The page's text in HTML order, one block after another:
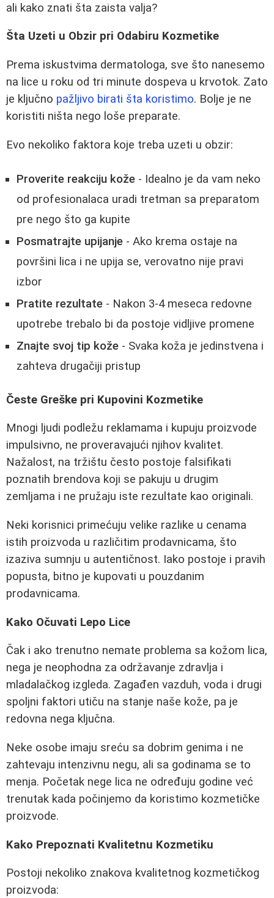
ali kako znati šta zaista valja?
Šta Uzeti u Obzir pri Odabiru Kozmetike
Prema iskustvima dermatologa, sve što nanesemo
na lice u roku od tri minute dospeva u krvotok. Zato
je ključno pažljivo birati šta koristimo. Bolje je ne
koristiti ništa nego loše preparate.
Evo nekoliko faktora koje treba uzeti u obzir:
Proverite reakciju kože - Idealno je da vam neko
od profesionalaca uradi tretman sa preparatom
pre nego što ga kupite
Posmatrajte upijanje - Ako krema ostaje na
površini lica i ne upija se, verovatno nije pravi
izbor
Pratite rezultate - Nakon 3-4 meseca redovne
upotrebe trebalo bi da postoje vidljive promene
Znajte svoj tip kože - Svaka koža je jedinstvena i
zahteva drugačiji pristup
Česte Greške pri Kupovini Kozmetike
Mnogi ljudi podležu reklamama i kupuju proizvode
impulsivno, ne proveravajući njihov kvalitet.
Nažalost, na tržištu često postoje falsifikati
poznatih brendova koji se pakuju u drugim
zemljama i ne pružaju iste rezultate kao originali.
Neki korisnici primećuju velike razlike u cenama
istih proizvoda u različitim prodavnicama, što
izaziva sumnju u autentičnost. Iako postoje i pravih
popusta, bitno je kupovati u pouzdanim
prodavnicama.
Kako Očuvati Lepo Lice
Čak i ako trenutno nemate problema sa kožom lica,
nega je neophodna za održavanje zdravlja i
mladalačkog izgleda. Zagađen vazduh, voda i drugi
spoljni faktori utiču na stanje naše kože, pa je
redovna nega ključna.
Neke osobe imaju sreću sa dobrim genima i ne
zahtevaju intenzivnu negu, ali sa godinama se to
menja. Početak nege lica ne određuju godine već
trenutak kada počinjemo da koristimo kozmetičke
proizvode.
Kako Prepoznati Kvalitetnu Kozmetiku
Postoji nekoliko znakova kvalitetnog kozmetičkog
proizvoda: